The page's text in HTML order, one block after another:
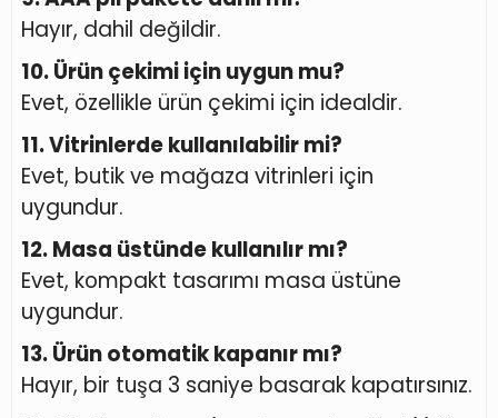
Hayır, dahil değildir.
10. Ürün çekimi için uygun mu?
Evet, özellikle ürün çekimi için idealdir.
11. Vitrinlerde kullanılabilir mi?
Evet, butik ve mağaza vitrinleri için
uygundur.
12. Masa üstünde kullanılır mı?
Evet, kompakt tasarımı masa üstüne
uygundur.
13. Ürün otomatik kapanır mı?
Hayır, bir tuşa 3 saniye basarak kapatırsınız.